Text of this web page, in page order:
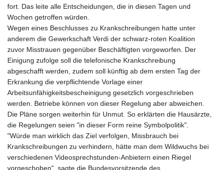
fort. Das leite alle Entscheidungen, die in diesen Tagen und
Wochen getroffen würden.
Wegen eines Beschlusses zu Krankschreibungen hatte unter
anderem die Gewerkschaft Verdi der schwarz-roten Koalition
zuvor Misstrauen gegenüber Beschäftigten vorgeworfen. Der
Einigung zufolge soll die telefonische Krankschreibung
abgeschafft werden, zudem soll künftig ab dem ersten Tag der
Erkrankung die verpflichtende Vorlage einer
Arbeitsunfähigkeitsbescheinigung gesetzlich vorgeschrieben
werden. Betriebe können von dieser Regelung aber abweichen.
Die Pläne sorgen weiterhin für Unmut. So erklärten die Hausärzte,
die Regelungen seien "in dieser Form reine Symbolpolitik".
"Würde man wirklich das Ziel verfolgen, Missbrauch bei
Krankschreibungen zu verhindern, hätte man dem Wildwuchs bei
verschiedenen Videosprechstunden-Anbietern einen Riegel
vorgeschoben", sagte die Bundesvorsitzende des